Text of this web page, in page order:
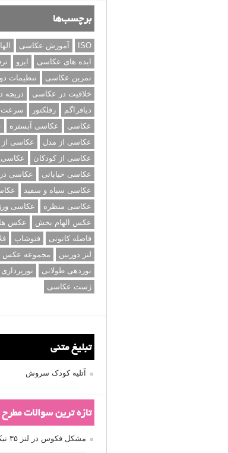
برچسب‌ها
ISO آموزش عکاسی
ایده های عکاسی
ایزو
تمرین عکاسی
تنظیمات
خلاقیت در عکاسی
دریچه
دیافراگم
رفلکتور سرعت
عکاسی
عکاسی آبستره
عکاسی از مدل
عکاسی از
عکاسی از کودکان
عکاسی
عکاسی خیابانی
عکاسی
عکاسی سیاه و سفید
عکاسی منظره
عکاسی
عکس الهام بخش
عکس
فاصله کانونی
فتوشاپ
لنز دوربین
مجموعه عکس
نوردهی طولانی
نورپردازی
ژست عکاسی
تبلیغ متنی
آتلیه کودک سروش
تازه ترین سوالات
مشکل فکوس در لنز ۳۵ نیکون